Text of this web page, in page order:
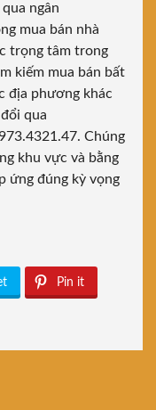
ngân
mua bán nhà
trọng tâm trong
kiếm mua bán bất
địa phương khác
qua
Chúng
khu vực và bằng
ứng đúng kỳ vọng
Pin it